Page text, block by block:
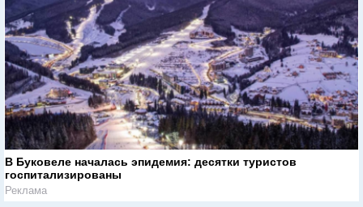
В Буковеле началась эпидемия: десятки туристов
госпитализированы
Реклама